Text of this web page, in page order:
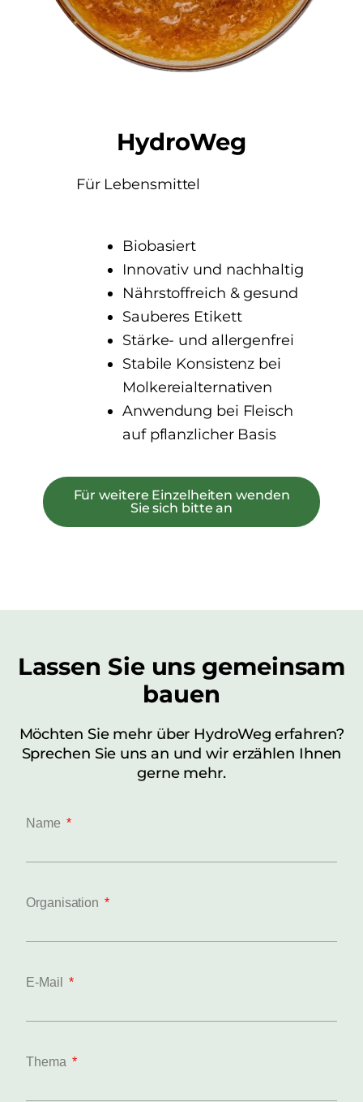
HydroWeg
Für Lebensmittel
Biobasiert
Innovativ und nachhaltig
Nährstoffreich & gesund
Sauberes Etikett
Stärke- und allergenfrei
Stabile Konsistenz bei
Molkereialternativen
Anwendung bei Fleisch
auf pflanzlicher Basis
Für weitere Einzelheiten wenden
Sie sich bitte an
Lassen Sie uns gemeinsam
bauen
Möchten Sie mehr über HydroWeg erfahren?
Sprechen Sie uns an und wir erzählen Ihnen
gerne mehr.
Name
Organisation
E-Mail
Thema